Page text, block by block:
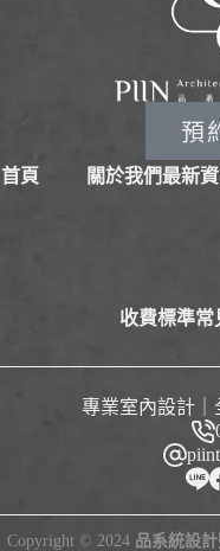
預
首頁 關於我們最新
收費標準常
專業室內設計
Copyright © 2024 品系統設